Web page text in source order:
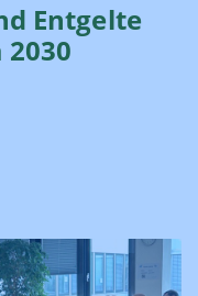
Entgelte